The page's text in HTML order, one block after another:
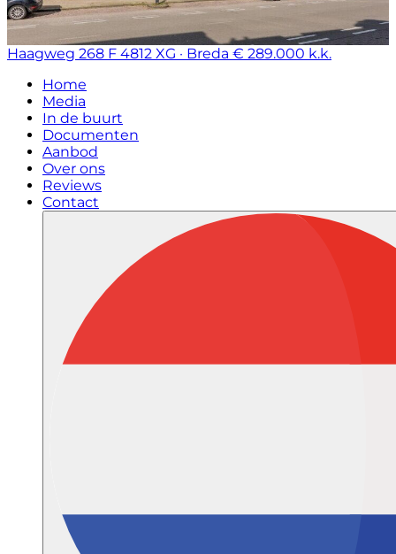
Haagweg 268 F 4812 XG · Breda € 289.000 k.k.
Home
Media
In de buurt
Documenten
Aanbod
Over ons
Reviews
Contact